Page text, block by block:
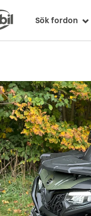
Sök fordon